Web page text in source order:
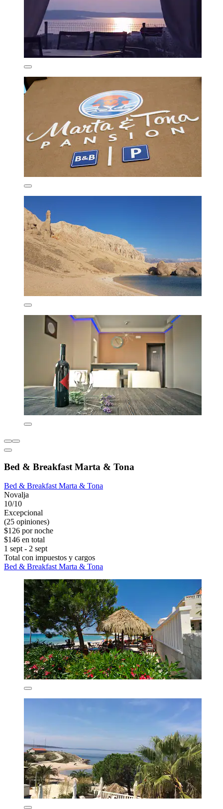
Bed & Breakfast Marta & Tona
Bed & Breakfast Marta & Tona
Novalja
10/10
Excepcional
(25 opiniones)
$126 por noche
$146 en total
1 sept - 2 sept
Total con impuestos y cargos
Bed & Breakfast Marta & Tona